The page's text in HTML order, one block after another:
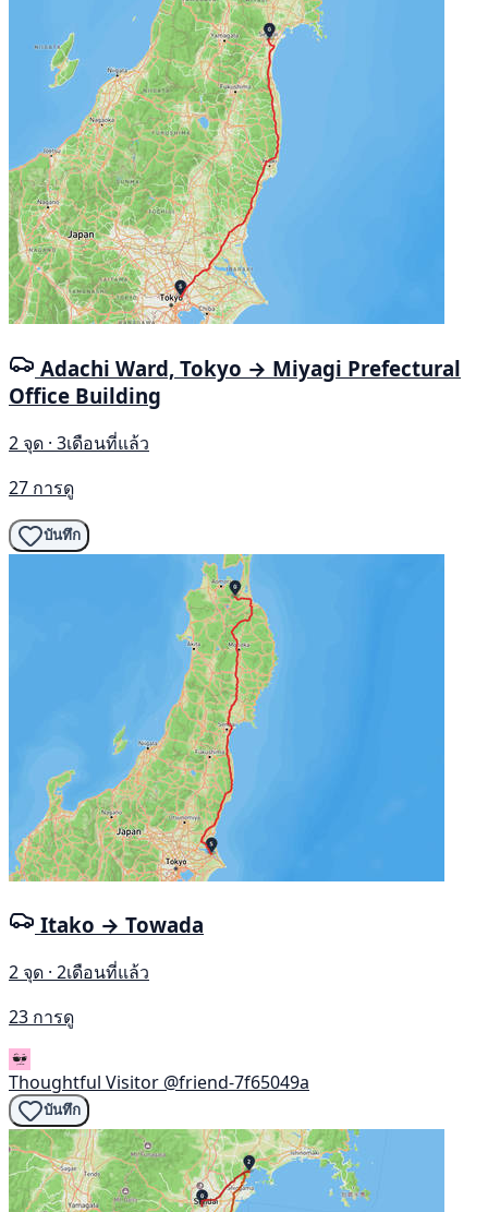
Adachi Ward, Tokyo → Miyagi Prefectural
Office Building
2 จุด · 3เดือนที่แล้ว
27 การดู
บันทึก
Itako → Towada
2 จุด · 2เดือนที่แล้ว
23 การดู
Thoughtful Visitor @friend-7f65049a
บันทึก